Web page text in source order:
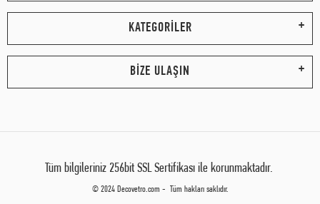
KATEGORİLER
BİZE ULAŞIN
Tüm bilgileriniz 256bit SSL Sertifikası ile korunmaktadır.
© 2024 Decovetro.com - Tüm hakları saklıdır.